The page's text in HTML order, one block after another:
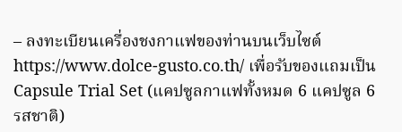
– ลงทะเบียนเครื่องชงกาแฟของท่านบนเว็บไซต์
https://www.dolce-gusto.co.th/ เพื่อรับของแถมเป็น
Capsule Trial Set (แคปซูลกาแฟทั้งหมด 6 แคปซูล 6
รสชาติ)